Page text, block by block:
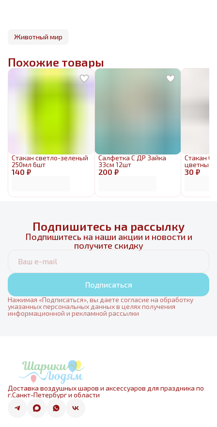
Животный мир
Похожие товары
140 ₽
Стакан светло-зеленый
250мл 6шт
200 ₽
Салфетка С ДР Зайка
33см 12шт
30 ₽
Стакан
цветные
Подпишитесь на рассылку
Подпишитесь на наши акции и новости и
получите скидку
Подписаться
Нажимая «Подписаться», вы даете согласие на обработку
указанных персональных данных в целях получения
информационной и рекламной рассылки
Доставка воздушных шаров и аксессуаров для праздника по
г.Санкт-Петербург и области